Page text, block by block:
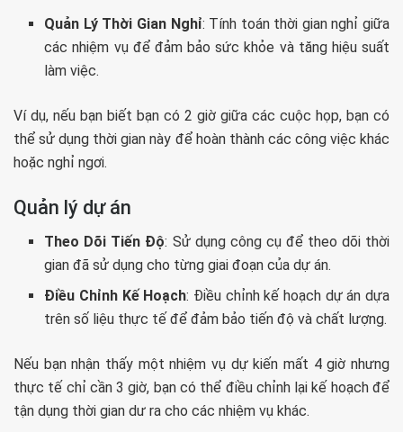
Quản Lý Thời Gian Nghỉ: Tính toán thời gian nghỉ giữa
các nhiệm vụ để đảm bảo sức khỏe và tăng hiệu suất
làm việc.
Ví dụ, nếu bạn biết bạn có 2 giờ giữa các cuộc họp, bạn có
thể sử dụng thời gian này để hoàn thành các công việc khác
hoặc nghỉ ngơi.
Quản lý dự án
Theo Dõi Tiến Độ: Sử dụng công cụ để theo dõi thời
gian đã sử dụng cho từng giai đoạn của dự án.
Điều Chỉnh Kế Hoạch: Điều chỉnh kế hoạch dự án dựa
trên số liệu thực tế để đảm bảo tiến độ và chất lượng.
Nếu bạn nhận thấy một nhiệm vụ dự kiến mất 4 giờ nhưng
thực tế chỉ cần 3 giờ, bạn có thể điều chỉnh lại kế hoạch để
tận dụng thời gian dư ra cho các nhiệm vụ khác.